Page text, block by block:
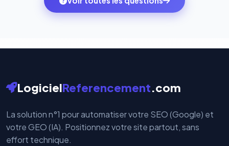
votre historique.
par nos serveurs — elles sont gérées directement et
LogicielReferencement.com
La solution n°1 pour automatiser votre SEO (Google) et
votre GEO (IA). Positionnez votre site partout, sans
effort technique.